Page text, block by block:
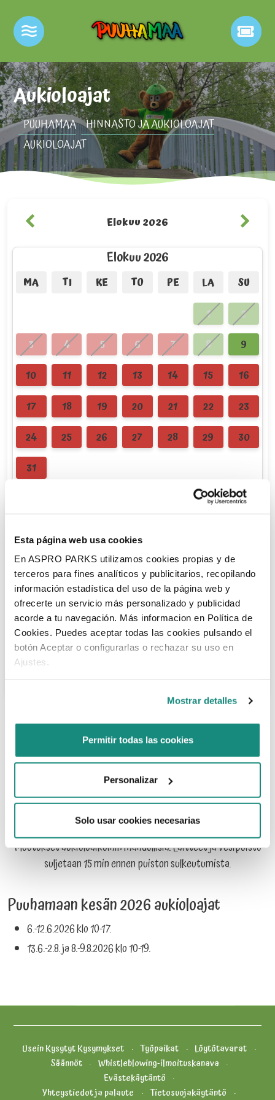
Esta página web usa cookies
En ASPRO PARKS utilizamos cookies propias y de
terceros para fines analíticos y publicitarios, recopilando
información estadística del uso de la página web y
ofrecerte un servicio más personalizado y publicidad
acorde a tu navegación. Más informacion en Política de
Cookies. Puedes aceptar todas las cookies pulsando el
botón Aceptar o configurarlas o rechazar su uso en
Ajustes.
Mostrar detalles
Permitir todas las cookies
Personalizar
Solo usar cookies necesarias
Aukioloajat
PUUHAMAA HINNASTO JA AUKIOLOAJAT
AUKIOLOAJAT
Elokuu 2026
Elokuu 2026
MA TI KE TO PE LA
SU
1
2
3
4 5 6 7 8
9
10
11 12 13 14 15
16
17
18 19 20 21 22
23
24
25 26 27 28 29
30
31
7
8 9 10 11 12
13
14
15 16 17 18 19
20
21
22 23 24 25 26
Katso Puuhamaan aukioloajat yllä olevasta kalenterista
Avoinna 10:00-19:00
Avoinna: 10:00-17:00
Suljettu
Muutokset aukioloaikoihin mahdollisia. Laitteet ja vesipuisto
suljetaan 15 min ennen puiston sulkeutumista.
Puuhamaan kesän 2026 aukioloajat
6.-12.6.2026 klo 10-17.
13.6.-2.8. ja 8.-9.8.2026 klo 10-19.
Usein Kysytyt Kysymykset Työpaikat
Löytötavarat
Säännöt
Whistleblowing-ilmoituskanava
Evästekäytäntö
Yhteystiedot ja palaute
Tietosuojakäytäntö